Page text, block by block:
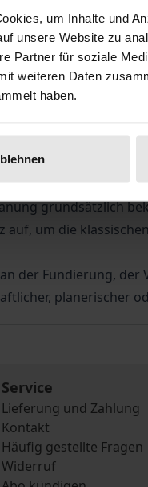
um Inhalte und
unsere Website zu
Partner für soziale
weiteren Daten
haben.
politischer
die Verfahren der
Diskrepanz
grundsätzlich
auf, um die
der Fundierung,
planerischer
Service
Lieferung und Zahlung
Kontakt
Häufig gestellte Fragen
Widerruf